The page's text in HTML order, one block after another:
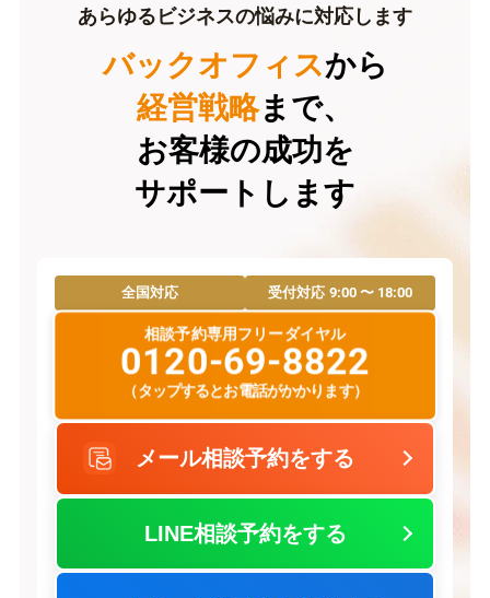
あらゆるビジネスの悩みに対応します
バックオフィスから
経営戦略まで、
お客様の成功を
サポートします
全国対応 受付対応9:00 〜 18:00
相談予約専用フリーダイヤル
0120-69-8822
（タップするとお電話がかかります）
メール相談予約をする
LINE相談予約をする